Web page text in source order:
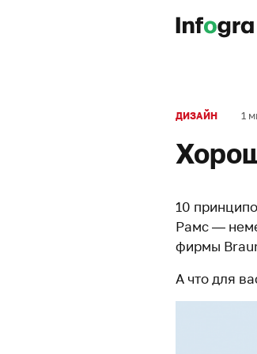
ДИЗАЙН 1
10
Рамс —
фирмы
А что для